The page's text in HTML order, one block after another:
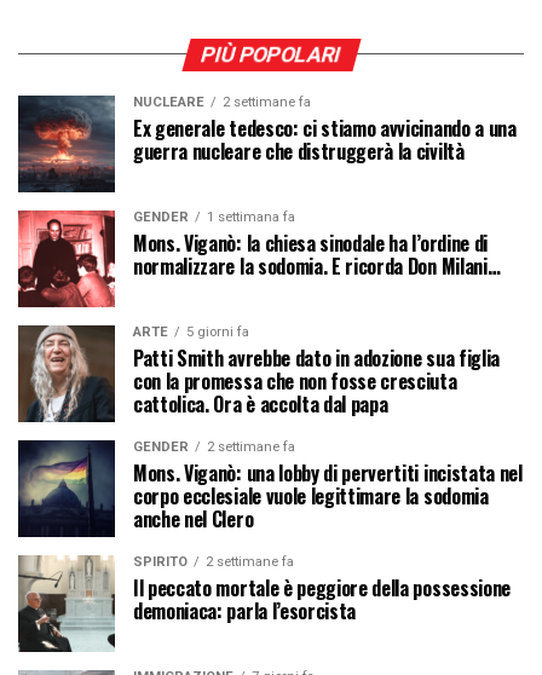
PIÙ POPOLARI
NUCLEARE 2 settimane fa
Ex generale tedesco: ci stiamo avvicinando a una
guerra nucleare che distruggerà la civiltà
GENDER 1 settimana fa
Mons. Viganò: la chiesa sinodale ha l’ordine di
normalizzare la sodomia. E ricorda Don Milani…
ARTE 5 giorni fa
Patti Smith avrebbe dato in adozione sua figlia
con la promessa che non fosse cresciuta
cattolica. Ora è accolta dal papa
GENDER 2 settimane fa
Mons. Viganò: una lobby di pervertiti incistata nel
corpo ecclesiale vuole legittimare la sodomia
anche nel Clero
SPIRITO 2 settimane fa
Il peccato mortale è peggiore della possessione
demoniaca: parla l’esorcista